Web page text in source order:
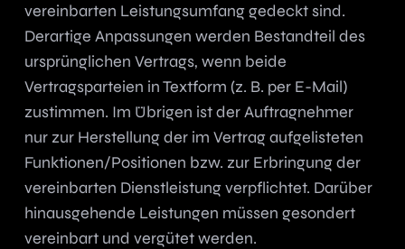
vereinbarten Leistungsumfang gedeckt sind.
Derartige Anpassungen werden Bestandteil des
ursprünglichen Vertrags, wenn beide
Vertragsparteien in Textform (z. B. per E-Mail)
zustimmen. Im Übrigen ist der Auftragnehmer
nur zur Herstellung der im Vertrag aufgelisteten
Funktionen/Positionen bzw. zur Erbringung der
vereinbarten Dienstleistung verpflichtet. Darüber
hinausgehende Leistungen müssen gesondert
vereinbart und vergütet werden.